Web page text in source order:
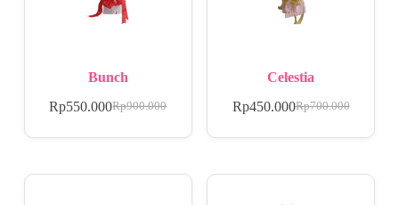
Bunch
Rp900.000
Rp550.000
Celestia
Rp700.000
Rp450.000